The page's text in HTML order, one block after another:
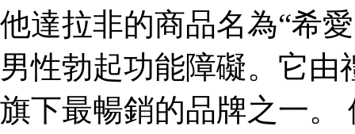
他達拉非的商品名為“希
男性勃起功能障礙。它
旗下最暢銷的品牌之一。